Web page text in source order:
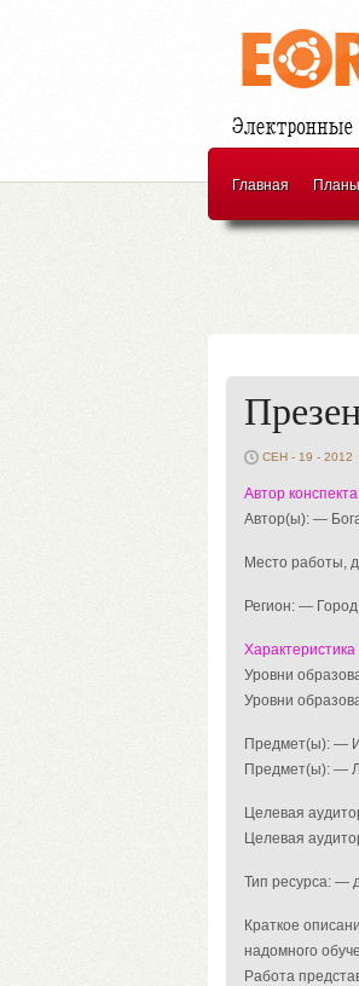
Главная Планы
СЕН - 19 - 2012
Автор
Автор(ы): —
Место работы,
Регион: —
Характеристика
Уровни
Уровни
Предмет(ы): —
Предмет(ы): —
Целевая
Целевая
Тип ресурса: —
Краткое
надомного
Работа